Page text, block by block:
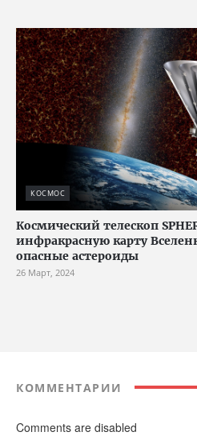
КОСМОС
Космический телескоп
инфракрасную карту
опасные астероиды
26 Март, 2024
КОММЕНТАРИИ
Comments are disabled